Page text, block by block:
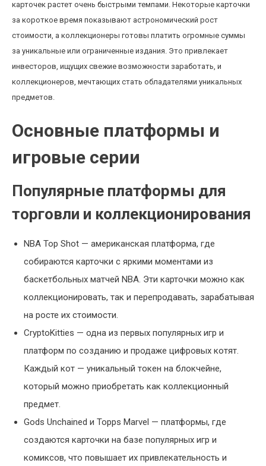
карточек растет очень быстрыми темпами. Некоторые карточки
за короткое время показывают астрономический рост
стоимости, а коллекционеры готовы платить огромные суммы
за уникальные или ограниченные издания. Это привлекает
инвесторов, ищущих свежие возможности заработать, и
коллекционеров, мечтающих стать обладателями уникальных
предметов.
Основные платформы и
игровые серии
Популярные платформы для
торговли и коллекционирования
NBA Top Shot — американская платформа, где
собираются карточки с яркими моментами из
баскетбольных матчей NBA. Эти карточки можно как
коллекционировать, так и перепродавать, зарабатывая
на росте их стоимости.
CryptoKitties — одна из первых популярных игр и
платформ по созданию и продаже цифровых котят.
Каждый кот — уникальный токен на блокчейне,
который можно приобретать как коллекционный
предмет.
Gods Unchained и Topps Marvel — платформы, где
создаются карточки на базе популярных игр и
комиксов, что повышает их привлекательность и